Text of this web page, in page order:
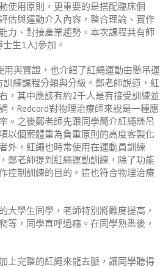
使用原則，更重要的是搭配臨床個
估與運動介入內容，整合理論、實作
力、對接產業趨勢。本次課程共有師
生1人)參加。
與實證，也介紹了紅繩運動由懸吊運
訓練課程分類與分級。鄭老師說道，紅
，其中應該有約2千人是有接受訓練並
，Redcord對物理治療師來說是一種應
。之後鄭老師先跟同學簡介紅繩懸吊
以個案體重為負重原則的高度客製化
外，紅繩也時常使用在運動員訓練
鄭老師提到紅繩運動訓練，除了功能
控制訓練的目的。這也符合物理治療
大學生同學，老師特別將難度提高，
等，同學直呼過癮。在同學熟悉後，
上完整的紅繩來龍去脈，讓同學聽得